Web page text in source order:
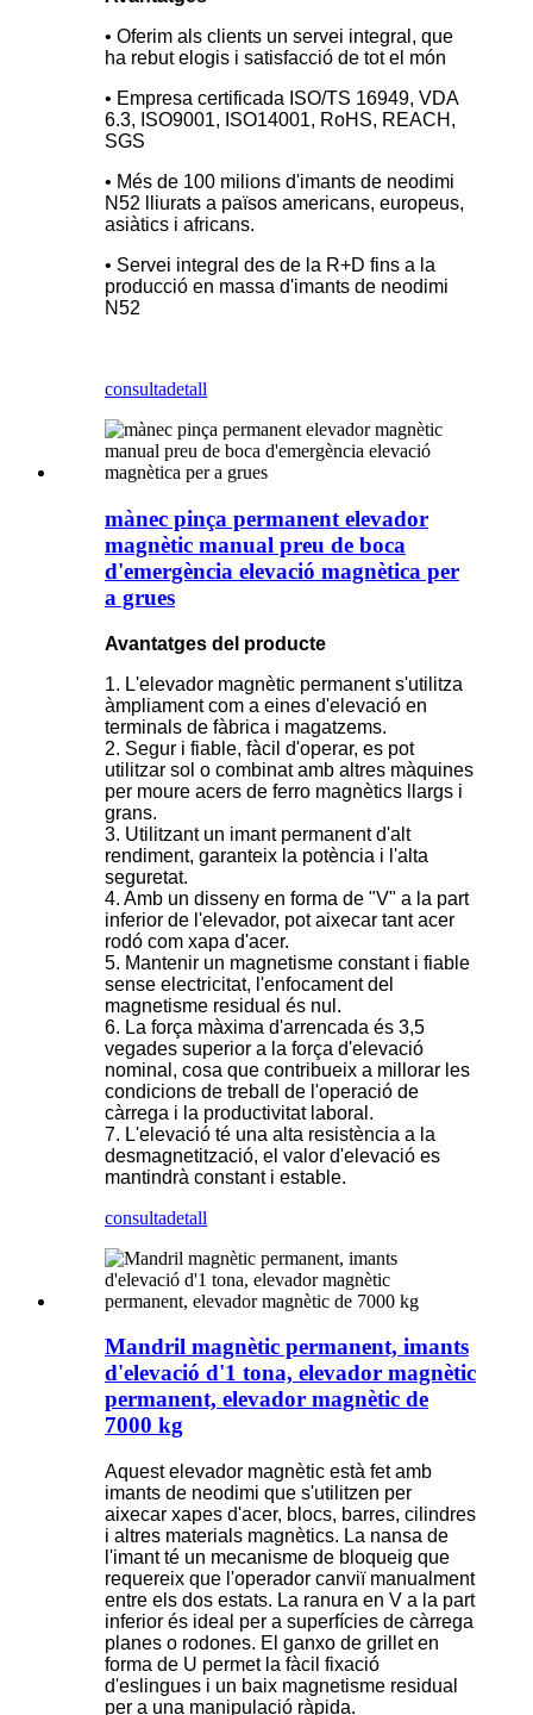
• Oferim als clients un servei integral, que
ha rebut elogis i satisfacció de tot el món
• Empresa certificada ISO/TS 16949, VDA
6.3, ISO9001, ISO14001, RoHS, REACH,
SGS
• Més de 100 milions d'imants de neodimi
N52 lliurats a països americans, europeus,
asiàtics i africans.
• Servei integral des de la R+D fins a la
producció en massa d'imants de neodimi
N52
consultadetall
mànec pinça permanent elevador
magnètic manual preu de boca
d'emergència elevació magnètica per
a grues
Avantatges del producte
1. L'elevador magnètic permanent s'utilitza
àmpliament com a eines d'elevació en
terminals de fàbrica i magatzems.
2. Segur i fiable, fàcil d'operar, es pot
utilitzar sol o combinat amb altres màquines
per moure acers de ferro magnètics llargs i
grans.
3. Utilitzant un imant permanent d'alt
rendiment, garanteix la potència i l'alta
seguretat.
4. Amb un disseny en forma de "V" a la part
inferior de l'elevador, pot aixecar tant acer
rodó com xapa d'acer.
5. Mantenir un magnetisme constant i fiable
sense electricitat, l'enfocament del
magnetisme residual és nul.
6. La força màxima d'arrencada és 3,5
vegades superior a la força d'elevació
nominal, cosa que contribueix a millorar les
condicions de treball de l'operació de
càrrega i la productivitat laboral.
7. L'elevació té una alta resistència a la
desmagnetització, el valor d'elevació es
mantindrà constant i estable.
consultadetall
Mandril magnètic permanent, imants
d'elevació d'1 tona, elevador magnètic
permanent, elevador magnètic de
7000 kg
Aquest elevador magnètic està fet amb
imants de neodimi que s'utilitzen per
aixecar xapes d'acer, blocs, barres, cilindres
i altres materials magnètics. La nansa de
l'imant té un mecanisme de bloqueig que
requereix que l'operador canviï manualment
entre els dos estats. La ranura en V a la part
inferior és ideal per a superfícies de càrrega
planes o rodones. El ganxo de grillet en
forma de U permet la fàcil fixació
d'eslingues i un baix magnetisme residual
per a una manipulació ràpida.